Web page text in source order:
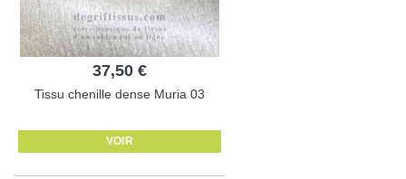
37,50 €
Tissu chenille dense Muria 03
VOIR